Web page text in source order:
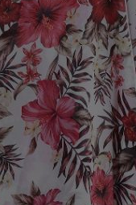
ワード
ウェアをチェック
デイリーに活躍
届けします。
ら